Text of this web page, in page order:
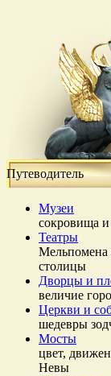
Путеводитель
Музеи
сокровища и
Театры
Мельпомена
столицы
Дворцы и
величие
Церкви и
шедевры
Мосты
цвет,
Невы